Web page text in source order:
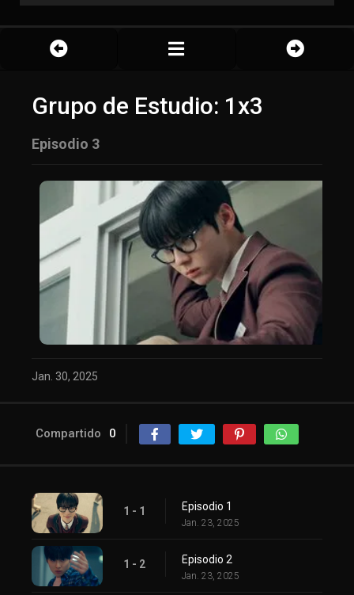
Grupo de Estudio: 1x3
Episodio 3
Jan. 30, 2025
Compartido 0
1 - 1 Episodio 1
Jan. 23, 2025
1 - 2 Episodio 2
Jan. 23, 2025